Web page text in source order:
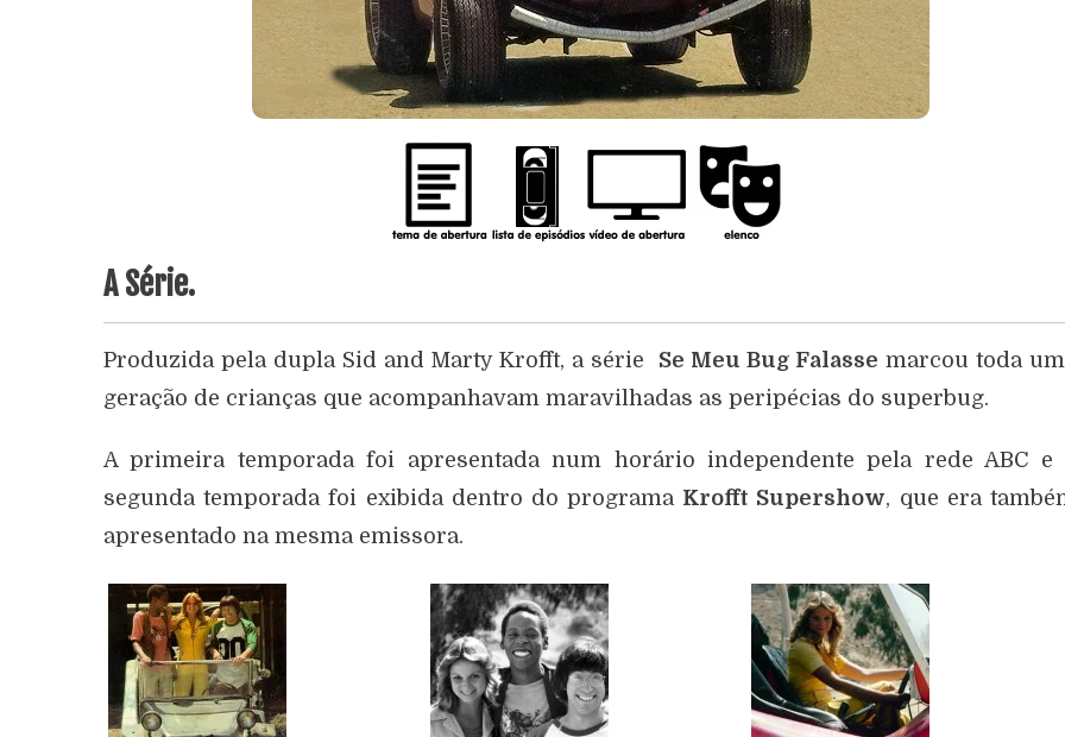
A Série.
Produzida pela dupla Sid and Marty Krofft, a série Se Meu Bug Falasse marcou toda
geração de crianças que acompanhavam maravilhadas as peripécias do superbug.
A primeira temporada foi apresentada num horário independente pela rede ABC e
segunda temporada foi exibida dentro do programa Krofft Supershow, que era
apresentado na mesma emissora.